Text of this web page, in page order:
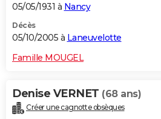
05/05/1931 à Nancy
Décès
05/10/2005 à Laneuvelotte
Famille MOUGEL
Denise VERNET (68 ans)
Créer une cagnotte obsèques